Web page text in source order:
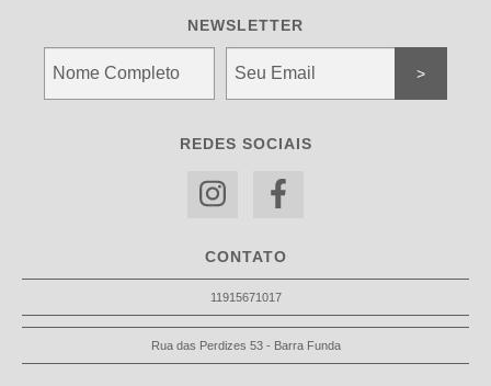
NEWSLETTER
REDES SOCIAIS
CONTATO
11915671017
Rua das Perdizes 53 - Barra Funda